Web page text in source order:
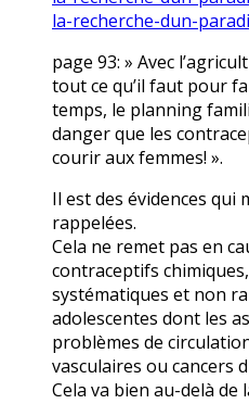
la-recherche-dun-
page 93: » Avec
tout ce qu’il faut pour
temps, le planning
danger que les
courir aux femmes! ».
Il est des évidences qui
rappelées.
Cela ne remet pas en
contraceptifs
systématiques et non
adolescentes dont les
problèmes de
vasculaires ou cancers
Cela va bien au-delà de